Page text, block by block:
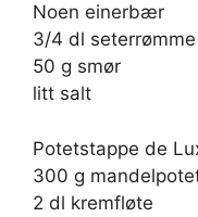
Noen einerbær
3/4 dl seterrømme
50 g smør
litt salt
Potetstappe de
300 g
2 dl kremfløte